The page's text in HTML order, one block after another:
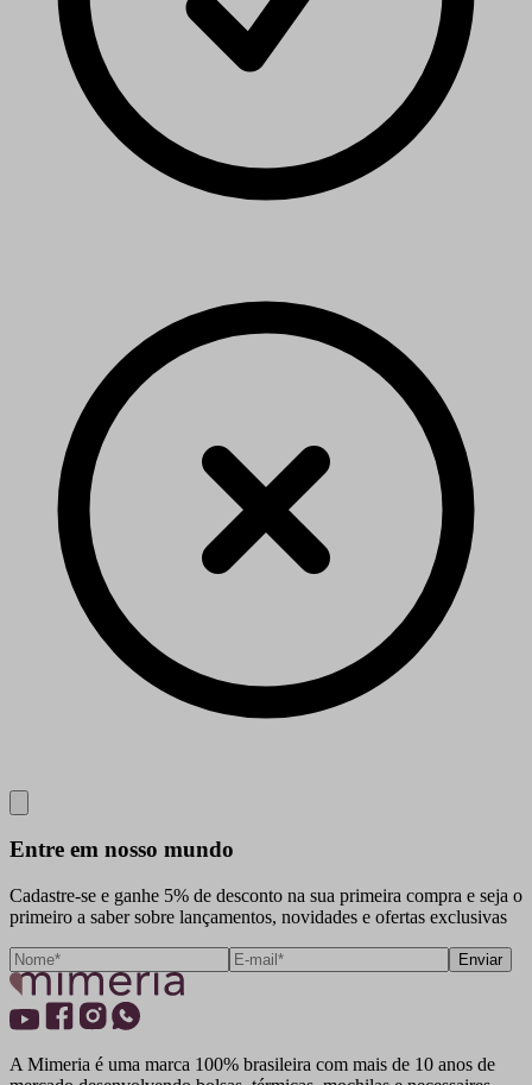
Entre em nosso mundo
Cadastre-se e ganhe 5% de desconto na sua primeira compra e seja o
primeiro a saber sobre lançamentos, novidades e ofertas exclusivas
Enviar
A Mimeria é uma marca 100% brasileira com mais de 10 anos de